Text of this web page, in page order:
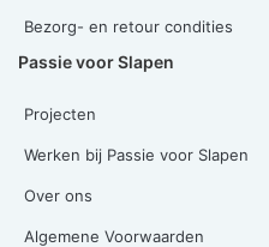
Bezorg- en retour condities
Passie voor Slapen
Projecten
Werken bij Passie voor Slapen
Over ons
Algemene Voorwaarden